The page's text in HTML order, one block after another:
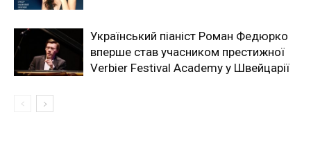
Український піаніст Роман Федюрко
вперше став учасником престижної
Verbier Festival Academy у Швейцарії